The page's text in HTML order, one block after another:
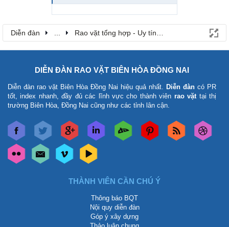
Diễn đàn Rao vặt tổng hợp - Uy tín - Miễn phí
DIỄN ĐÀN RAO VẶT BIÊN HÒA ĐỒNG NAI
Diễn đàn rao vặt Biên Hòa Đồng Nai hiệu quả nhất. Diễn đàn có PR
tốt, index nhanh, đầy đủ các lĩnh vực cho thành viên rao vặt tại thị
trường Biên Hòa, Đồng Nai cũng như các tỉnh lân cận.
THÀNH VIÊN CẦN CHÚ Ý
Thông báo BQT
Nội quy diễn đàn
Góp ý xây dựng